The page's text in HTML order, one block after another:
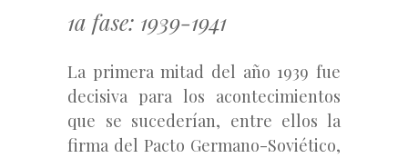
1a fase: 1939-1941
La primera mitad del año 1939 fue
decisiva para los acontecimientos
que se sucederían, entre ellos la
firma del Pacto Germano-Soviético,